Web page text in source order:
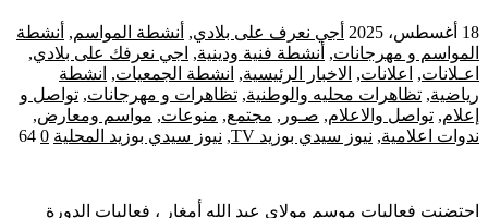
18 أغسطس، 2025 أجي نعرف على بلادي, أنشطة المواسم, أنشطة
المواسم و مهرجانات, أنشطة فنية ودينية, اجي نعرفك على بلادي,
اعـلانات, اعلانات, الاخبار الرئيسية, انشطة الجمعيات, انشطة
رياضية, تظاهرات محليه والوطنية, تظاهرات و مهرجانات, تواصل و
إعلام, تواصل والاعلام, صـور , مجتمع, منوعات, مواسم ومعارض,
ندوات اعلامية, نيوز سيدي بوزيد TV , نيوز سيدي بوزيد المحلية 0
64
احتضنت فعاليات موسم مولاي عبد الله أمغار ، فعاليات الدورة